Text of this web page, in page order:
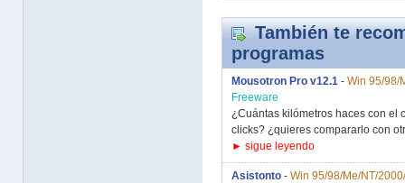
También te
programas
Mousotron Pro v12.1 - Win 95/98/
Freeware
¿Cuántas kilómetros haces con el
clicks? ¿quieres compararlo con
► sigue leyendo
Asistonto - Win 95/98/Me/NT/